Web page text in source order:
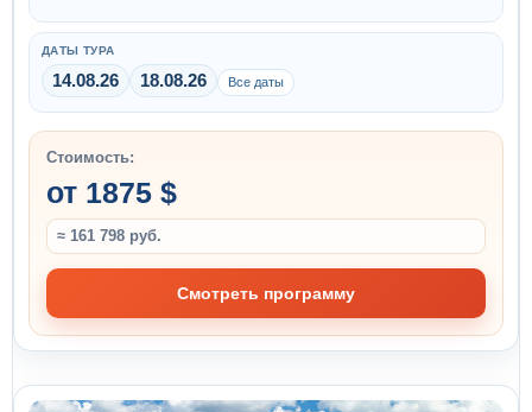
ДАТЫ ТУРА
14.08.26 18.08.26 Все даты
Стоимость:
от 1875 $
≈ 161 798 руб.
Смотреть программу